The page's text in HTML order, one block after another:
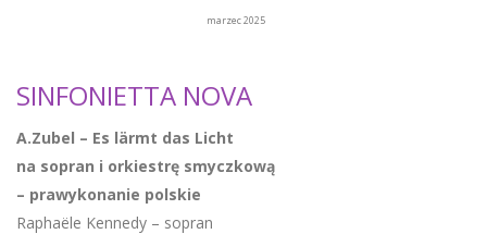
marzec 2025
SINFONIETTA NOVA
A.Zubel – Es lärmt das Licht
na sopran i orkiestrę smyczkową
– prawykonanie polskie
Raphaële Kennedy – sopran